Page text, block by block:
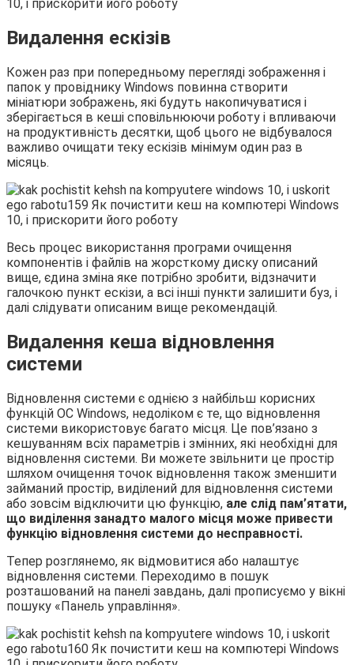
Видалення ескізів
Кожен раз при попередньому перегляді зображення і
папок у провіднику Windows повинна створити
мініатюри зображень, які будуть накопичуватися і
зберігається в кеші сповільнюючи роботу і впливаючи
на продуктивність десятки, щоб цього не відбувалося
важливо очищати теку ескізів мінімум один раз в
місяць.
Весь процес використання програми очищення
компонентів і файлів на жорсткому диску описаний
вище, єдина зміна яке потрібно зробити, відзначити
галочкою пункт ескізи, а всі інші пункти залишити буз, і
далі слідувати описаним вище рекомендацій.
Видалення кеша відновлення
системи
Відновлення системи є однією з найбільш корисних
функцій ОС Windows, недоліком є те, що відновлення
системи використовує багато місця. Це пов’язано з
кешуванням всіх параметрів і змінних, які необхідні для
відновлення системи. Ви можете звільнити це простір
шляхом очищення точок відновлення також зменшити
займаний простір, виділений для відновлення системи
або зовсім відключити цю функцію, але слід пам’ятати,
що виділення занадто малого місця може привести
функцію відновлення системи до несправності.
Тепер розглянемо, як відмовитися або налаштує
відновлення системи. Переходимо в пошук
розташований на панелі завдань, далі прописуємо у вікні
пошуку «Панель управління».